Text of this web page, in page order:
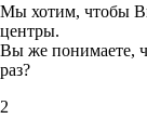
Мы хотим, чтобы
центры.
Вы же понимаете,
раз?
2